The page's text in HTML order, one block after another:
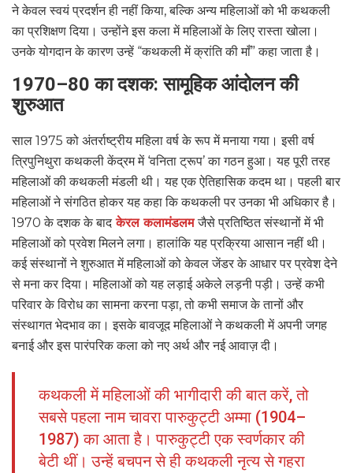
ने केवल स्वयं प्रदर्शन ही नहीं किया, बल्कि अन्य महिलाओं को भी कथकली
का प्रशिक्षण दिया। उन्होंने इस कला में महिलाओं के लिए रास्ता खोला।
उनके योगदान के कारण उन्हें “कथकली में क्रांति की माँ” कहा जाता है।
1970–80का दशक: सामूहिक आंदोलन की
शुरुआत
साल 1975 को अंतर्राष्ट्रीय महिला वर्ष के रूप में मनाया गया। इसी वर्ष
त्रिपुनिथुरा कथकली केंद्रम में ‘वनिता ट्रूप’ का गठन हुआ। यह पूरी तरह
महिलाओं की कथकली मंडली थी। यह एक ऐतिहासिक कदम था। पहली बार
महिलाओं ने संगठित होकर यह कहा कि कथकली पर उनका भी अधिकार है।
1970 के दशक के बादकेरल कलामंडलमजैसे प्रतिष्ठित संस्थानों में भी
महिलाओं को प्रवेश मिलने लगा। हालांकि यह प्रक्रिया आसान नहीं थी।
कई संस्थानों ने शुरुआत में महिलाओं को केवल जेंडर के आधार पर प्रवेश देने
से मना कर दिया। महिलाओं को यह लड़ाई अकेले लड़नी पड़ी। उन्हें कभी
परिवार के विरोध का सामना करना पड़ा, तो कभी समाज के तानों और
संस्थागत भेदभाव का। इसके बावजूद महिलाओं ने कथकली में अपनी जगह
बनाई और इस पारंपरिक कला को नए अर्थ और नई आवाज़ दी।
कथकली में महिलाओं की भागीदारी की बात करें, तो
सबसे पहला नाम चावरा पारुकुट्टी अम्मा (1904–
1987) का आता है। पारुकुट्टी एक स्वर्णकार की
बेटी थीं। उन्हें बचपन से ही कथकली नृत्य से गहरा